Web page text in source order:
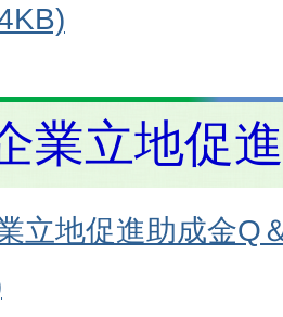
業立地促
立地促進助成金Q